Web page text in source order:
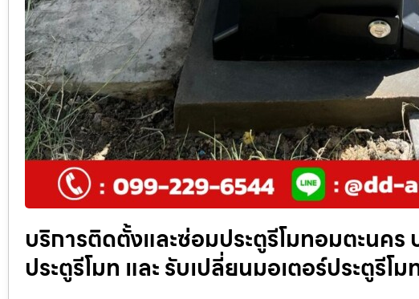
บริการติดตั้งและซ่อมประตูรีโมทอมตะนคร
ประตูรีโมท และ รับเปลี่ยนมอเตอร์ประตูรีโ